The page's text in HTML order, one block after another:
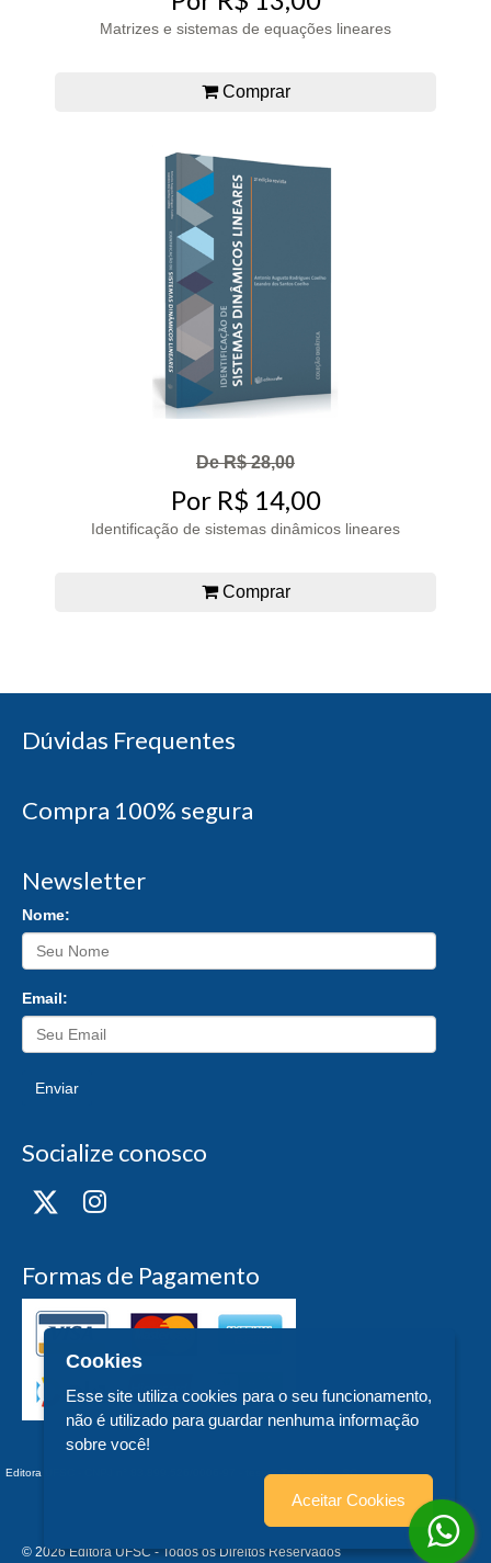
Matrizes e sistemas de equações lineares
Comprar
De R$ 28,00
Por R$ 14,00
Identificação de sistemas dinâmicos lineares
Comprar
Dúvidas Frequentes
Compra 100% segura
Newsletter
Nome:
Email:
Enviar
Socialize conosco
Formas de Pagamento
Editora UFSC - CNPJ n° 83.899.526/0006-97 - teste - Trindade - - SC
© 2026 Editora UFSC - Todos os Direitos Reservados
Cookies
Esse site utiliza cookies para o seu funcionamento,
não é utilizado para guardar nenhuma informação
sobre você!
Aceitar Cookies